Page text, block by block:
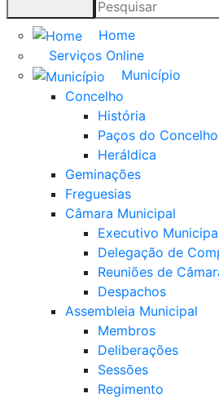
Home
Serviços Online
Município
Concelho
História
Paços do Concelho
Heráldica
Geminações
Freguesias
Câmara Municipal
Executivo
Delegação de
Reuniões de
Despachos
Assembleia Municipal
Membros
Deliberações
Sessões
Regimento